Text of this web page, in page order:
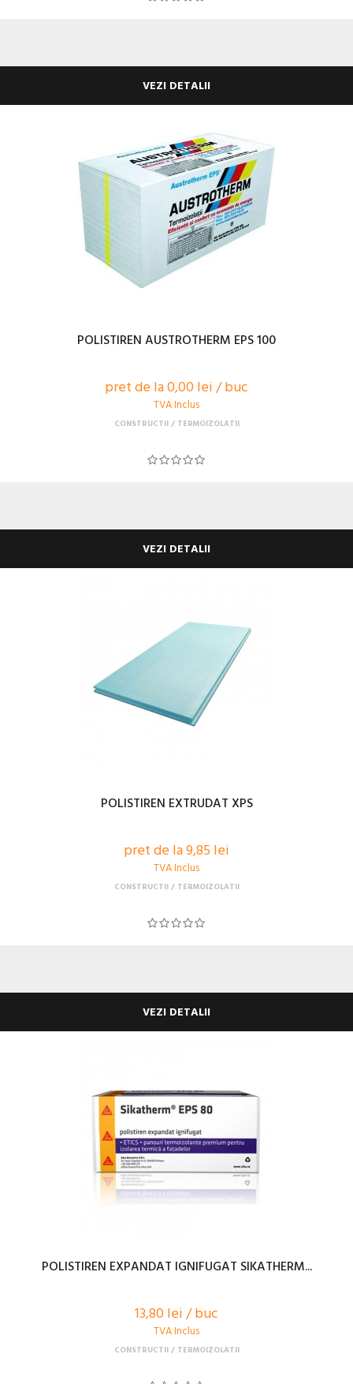
VEZI DETALII
POLISTIREN AUSTROTHERM EPS 100
pret de la 0,00 lei / buc
TVA Inclus
CONSTRUCTII TERMOIZOLATII
VEZI DETALII
POLISTIREN EXTRUDAT XPS
pret de la 9,85 lei
TVA Inclus
CONSTRUCTII TERMOIZOLATII
VEZI DETALII
POLISTIREN EXPANDAT IGNIFUGAT SIKATHERM...
13,80 lei / buc
TVA Inclus
CONSTRUCTII TERMOIZOLATII